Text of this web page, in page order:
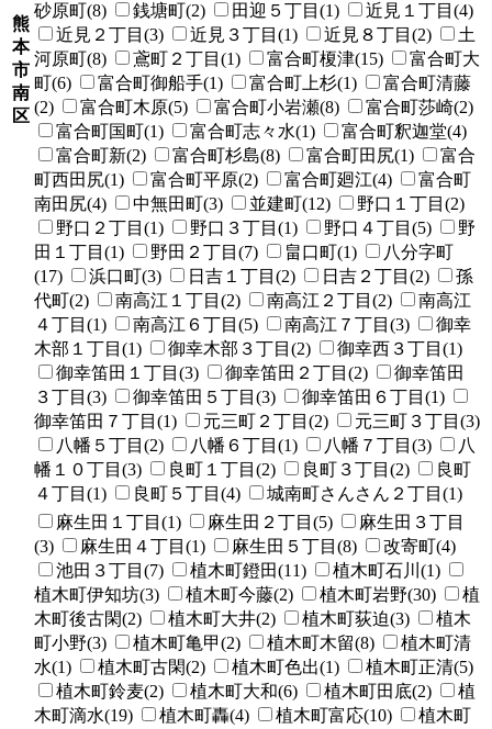
熊
本
市
南
区
砂原町(8)
銭塘町(2) 田迎５丁目(1)
近見１丁目(4)
近見２丁目(3)
近見３丁目(1) 近見８丁目(2)
土
河原町(8)
鳶町２丁目(1) 富合町榎津(15)
富合町大
町(6)
富合町御船手(1) 富合町上杉(1)
富合町清藤
(2)
富合町木原(5) 富合町小岩瀬(8)
富合町莎崎(2)
富合町国町(1)
富合町志々水(1)
富合町釈迦堂(4)
富合町新(2)
富合町杉島(8) 富合町田尻(1)
富合
町西田尻(1)
富合町平原(2) 富合町廻江(4)
富合町
南田尻(4)
中無田町(3) 並建町(12)
野口１丁目(2)
野口２丁目(1)
野口３丁目(1) 野口４丁目(5)
野
田１丁目(1)
野田２丁目(7) 畠口町(1)
八分字町
(17)
浜口町(3) 日吉１丁目(2) 日吉２丁目(2)
孫
代町(2)
南高江１丁目(2) 南高江２丁目(2)
南高江
４丁目(1)
南高江６丁目(5) 南高江７丁目(3)
御幸
木部１丁目(1)
御幸木部３丁目(2)
御幸西３丁目(1)
御幸笛田１丁目(3)
御幸笛田２丁目(2)
御幸笛田
３丁目(3)
御幸笛田５丁目(3)
御幸笛田６丁目(1)
御幸笛田７丁目(1)
元三町２丁目(2)
元三町３丁目(3)
八幡５丁目(2)
八幡６丁目(1) 八幡７丁目(3)
八
幡１０丁目(3)
良町１丁目(2) 良町３丁目(2)
良町
４丁目(1)
良町５丁目(4) 城南町さんさん２丁目(1)
麻生田１丁目(1) 麻生田２丁目(5)
麻生田３丁目
(3)
麻生田４丁目(1) 麻生田５丁目(8)
改寄町(4)
池田３丁目(7)
植木町鐙田(11)
植木町石川(1)
植木町伊知坊(3)
植木町今藤(2) 植木町岩野(30)
植
木町後古閑(2)
植木町大井(2) 植木町荻迫(3)
植木
町小野(3)
植木町亀甲(2) 植木町木留(8)
植木町清
水(1)
植木町古閑(2) 植木町色出(1)
植木町正清(5)
植木町鈴麦(2)
植木町大和(6) 植木町田底(2)
植
木町滴水(19)
植木町轟(4) 植木町富応(10)
植木町